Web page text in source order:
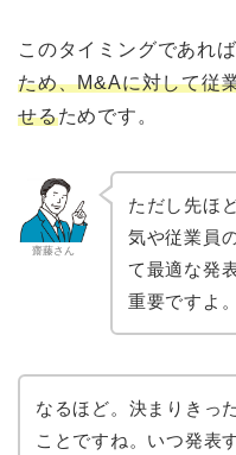
このタイミングであれば
ため、M&Aに対して従
せるためです。
齋藤さん
ただし先ほ
気や従業員
て最適な発
重要ですよ。
なるほど。決まりきっ
ことですね。いつ発表